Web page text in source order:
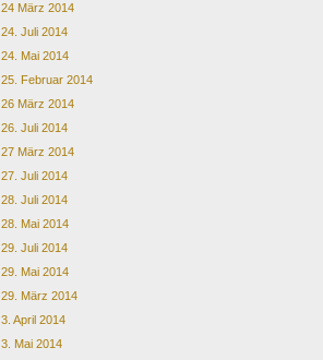
24 März 2014
24. Juli 2014
24. Mai 2014
25. Februar 2014
26 März 2014
26. Juli 2014
27 März 2014
27. Juli 2014
28. Juli 2014
28. Mai 2014
29. Juli 2014
29. Mai 2014
29. März 2014
3. April 2014
3. Mai 2014